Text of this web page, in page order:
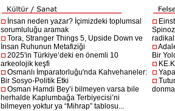
İnsan neden yazar? İçimizdeki toplumsal
sorumluluğu aramak
Tora, Stranger Things 5, Upside Down ve
İnsan Ruhunun Metafiziği
2025'in Türkiye’deki en önemli 10
arkeolojik keşfi
Osmanlı İmparatorluğu'nda Kahvehaneler:
Bir Sosyo-Politik Etki
Osman Hamdi Bey’i bilmeyen varsa bile
herhalde Kaplumbağa Terbiyecisi’ni
bilmeyen yoktur ya “Mihrap” tablosu...
Bir